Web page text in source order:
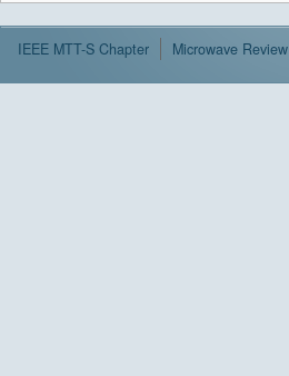
IEEE MTT-S Chapter Microwave Review